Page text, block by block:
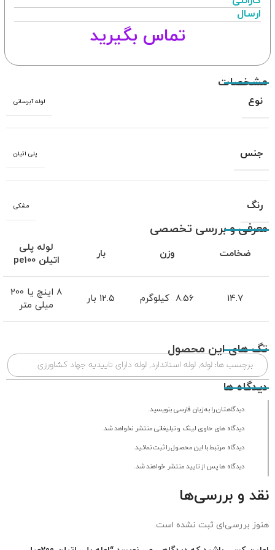
ارسال
تماس بگیرید
مشخصات
نوع لوله آبرسانی
جنس پلی اتیلن
رنگ مشکی
معرفی و بررسی تخصصی
ضخامت وزن بار
لوله پلی
اتیلنpe100
14.7 8.56 کیلوگرم 12.5 بار
8 اینچ یا 200
میلی متر
تگ های این محصول
برچسب ها: لوله, لوله استاندارد, لوله دارای تاییدیه جهاد کشاورزی
دیدگاه ها
دیدگاهتان را به زبان فارسی بنویسید.
دیدگاه های حاوی لینک و تبلیغاتی منتشر نخواهد شد.
دیدگاه مرتبط با این محصول را ثبت نمائید.
دیدگاه ها پس از تایید منتشر خواهند شد.
نقد و بررسی‌ها
هنوز بررسی‌ای ثبت نشده است.